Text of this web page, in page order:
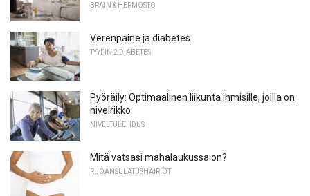
BRAIN & HERMOSTO
Verenpaine ja diabetes
TYYPIN 2 DIABETES
Pyöräily: Optimaalinen liikunta ihmisille, joilla on
nivelrikko
NIVELTULEHDUS
Mitä vatsasi mahalaukussa on?
RUOANSULATUSHÄIRIÖT